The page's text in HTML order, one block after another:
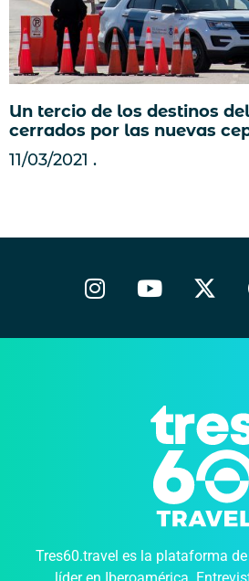
Un tercio de los destinos
cerrados por las nuevas
11/03/2021
Tres60.travel es la plataforma